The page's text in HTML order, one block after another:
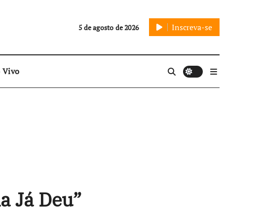
5 de agosto de 2026 Inscreva-se
Vivo
Já Deu”